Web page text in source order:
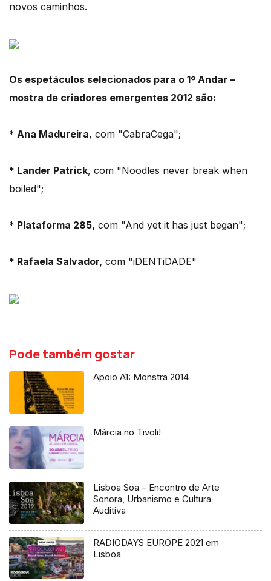
novos caminhos.
Os espetáculos selecionados para o 1º Andar –
mostra de criadores emergentes 2012 são:
* Ana Madureira, com "CabraCega";
* Lander Patrick, com "Noodles never break when
boiled";
* Plataforma 285, com "And yet it has just began";
* Rafaela Salvador, com "iDENTiDADE"
Pode também gostar
Apoio A1: Monstra 2014
Márcia no Tivoli!
Lisboa Soa – Encontro de Arte
Sonora, Urbanismo e Cultura
Auditiva
RADIODAYS EUROPE 2021 em
Lisboa